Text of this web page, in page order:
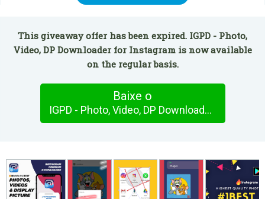
This giveaway offer has been expired. IGPD - Photo,
Video, DP Downloader for Instagram is now available
on the regular basis.
Baixe o
IGPD - Photo, Video, DP Downloader for Instagram